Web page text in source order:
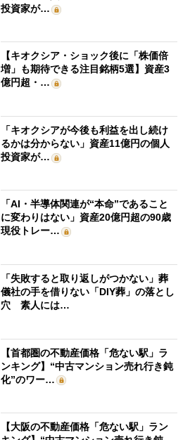
投資家が…
【キオクシア・ショック後に「株価倍
増」も期待できる注目銘柄5選】資産3
億円超・…
「キオクシアが今後も利益を出し続け
るかは分からない」資産11億円の個人
投資家が…
「AI・半導体関連が“本命”であること
に変わりはない」資産20億円超の90歳
現役トレー…
「失敗すると取り返しがつかない」葬
儀社の手を借りない「DIY葬」の落とし
穴 素人には…
【首都圏の不動産価格「危ない駅」ラ
ンキング】“中古マンション売れ行き鈍
化”のワー…
【大阪の不動産価格「危ない駅」ラン